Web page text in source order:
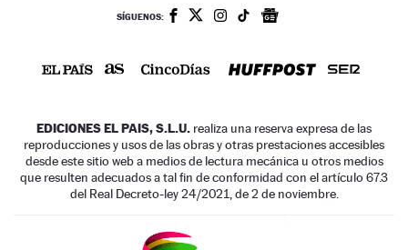
SÍGUENOS:
EDICIONES EL PAIS, S.L.U. realiza una reserva expresa de las
reproducciones y usos de las obras y otras prestaciones accesibles
desde este sitio web a medios de lectura mecánica u otros medios
que resulten adecuados a tal fin de conformidad con el artículo 67.3
del Real Decreto-ley 24/2021, de 2 de noviembre.